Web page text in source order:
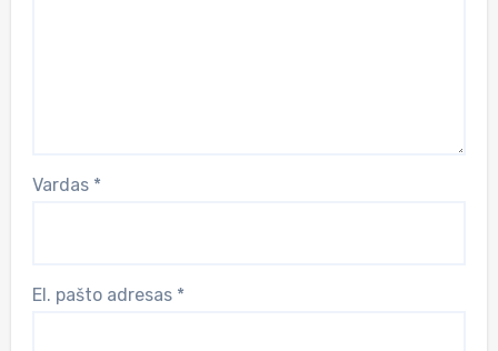
Vardas *
El. pašto adresas *